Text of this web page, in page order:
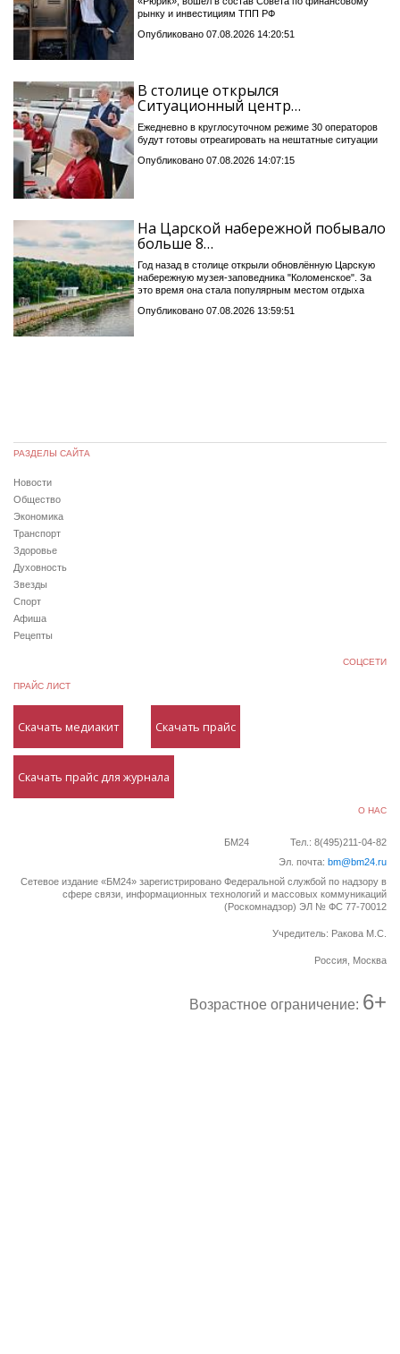
рынку и инвестициям ТПП РФ
Опубликовано 07.08.2026 14:20:51
В столице открылся
Ситуационный центр…
Ежедневно в круглосуточном режиме 30 операторов
будут готовы отреагировать на нештатные ситуации
Опубликовано 07.08.2026 14:07:15
На Царской набережной побывало
больше 8…
Год назад в столице открыли обновлённую Царскую
набережную музея-заповедника "Коломенское". За
это время она стала популярным местом отдыха
Опубликовано 07.08.2026 13:59:51
РАЗДЕЛЫ САЙТА
Новости
Общество
Экономика
Транспорт
Здоровье
Духовность
Звезды
Спорт
Афиша
Рецепты
СОЦСЕТИ
ПРАЙС ЛИСТ
Скачать медиакит Скачать прайс
Скачать прайс для журнала
О НАС
БМ24
Тел.: 8(495)211-04-82
Эл. почта: bm@bm24.ru
Сетевое издание «БМ24» зарегистрировано Федеральной службой по надзору в
сфере связи, информационных технологий и массовых коммуникаций
(Роскомнадзор) ЭЛ № ФС 77-70012
Учредитель: Ракова М.С.
Россия, Москва
Возрастное ограничение: 6+